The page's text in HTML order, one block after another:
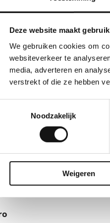
Deze website maakt
We gebruiken cookies om
websiteverkeer te
media, adverteren en
verstrekt of die ze hebben
Noodzakelijk
Weigeren
miejsc pracy